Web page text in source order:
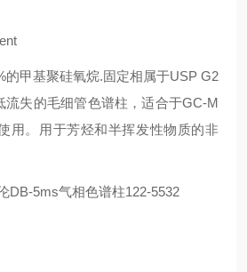
的甲基聚硅氧烷.固定相属于USP G2
流失的毛细管色谱柱，适合于GC-M
用。用于芳烃和半挥发性物质的非